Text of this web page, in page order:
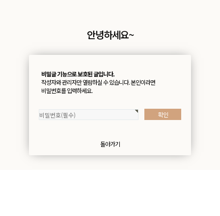
안녕하세요~
비밀글 기능으로 보호된 글입니다.
작성자와 관리자만 열람하실 수 있습니다. 본인이라면
비밀번호를 입력하세요.
돌아가기